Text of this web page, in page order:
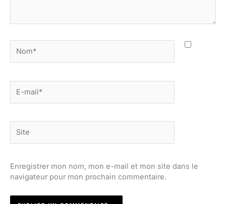
mail*
Enregistrer mon nom, mon e-mail et mon site dans le
navigateur pour mon prochain commentaire.